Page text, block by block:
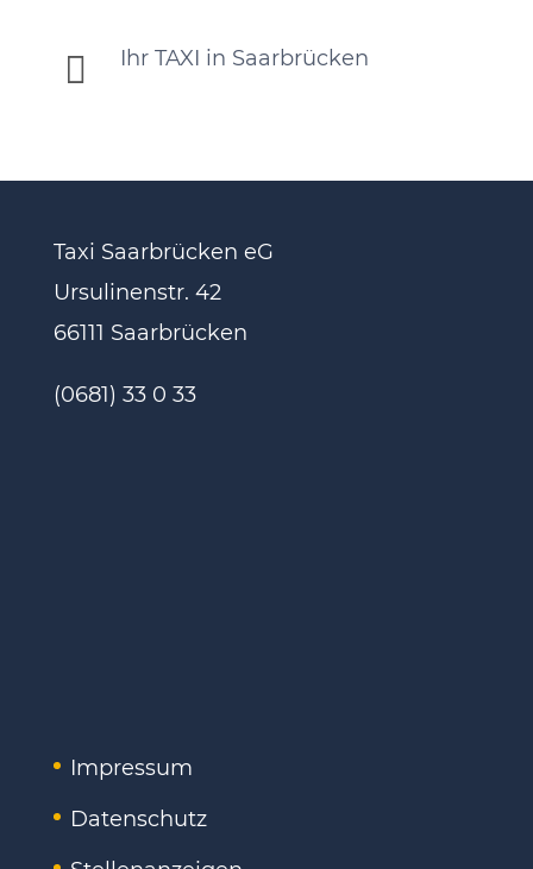
 Ihr TAXI in Saarbrücken
Taxi Saarbrücken eG
Ursulinenstr. 42
66111 Saarbrücken
(0681) 33 0 33
Impressum
Datenschutz